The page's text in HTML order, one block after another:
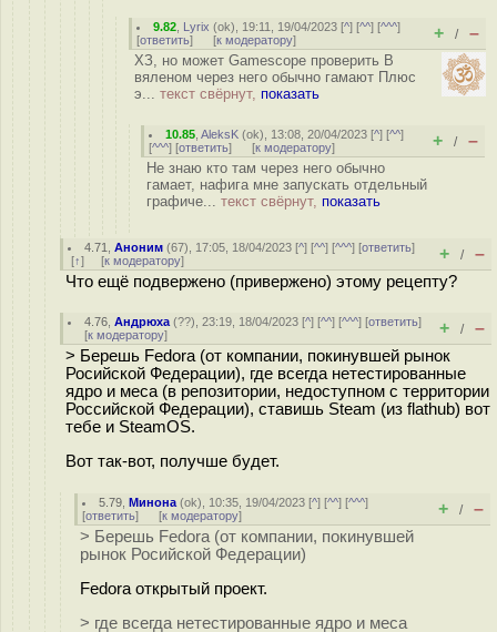
9.82 Lyrix (ok), 19:11, 19/04/2023 [^] [^^] [^^^]
[ответить] [к модератору] + / –
ХЗ, но может Gamescope проверить В
вяленом через него обычно гамают Плюс
э... текст свёрнут, показать
10.85 ,AleksK (ok), 13:08, 20/04/2023 [^] [^^]
[^^^] [ответить] [к модератору] + / –
Не знаю кто там через него обычно
гамает, нафига мне запускать отдельный
графиче... текст свёрнут, показать
4.71 ,Аноним (67), 17:05, 18/04/2023 [^] [^^] [^^^] [ответить]
[↑] [к модератору] + / –
Что ещё подвержено (привержено) этому рецепту?
4.76 ,Андрюха (??), 23:19, 18/04/2023 [^] [^^] [^^^] [ответить]
[к модератору] + / –
> Берешь Fedora (от компании, покинувшей рынок
Росийской Федерации), где всегда нетестированные
ядро и меса (в репозитории, недоступном с территории
Российской Федерации), ставишь Steam (из flathub) вот
тебе и SteamOS.
Вот так-вот, получше будет.
5.79 ,Минона (ok), 10:35, 19/04/2023 [^] [^^] [^^^]
[ответить] [к модератору] + / –
> Берешь Fedora (от компании, покинувшей
рынок Росийской Федерации)
Fedora открытый проект.
> где всегда нетестированные ядро и меса